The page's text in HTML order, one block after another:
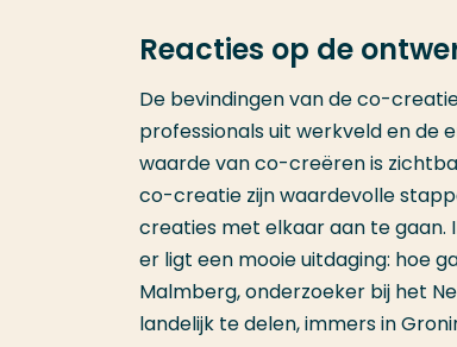
Reacties op de
De bevindingen van de co-
professionals uit werkveld en de
waarde van co-creëren is
co-creatie zijn waardevolle
creaties met elkaar aan te gaan.
er ligt een mooie uitdaging: hoe
Malmberg, onderzoeker bij het
landelijk te delen, immers in